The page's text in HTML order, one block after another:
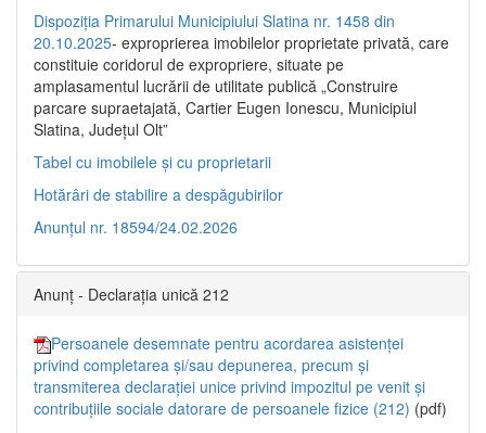
Dispoziția Primarului Municipiului Slatina nr. 1458 din
20.10.2025- exproprierea imobilelor proprietate privată, care
constituie coridorul de expropriere, situate pe
amplasamentul lucrării de utilitate publică „Construire
parcare supraetajată, Cartier Eugen Ionescu, Municipiul
Slatina, Județul Olt”
Tabel cu imobilele și cu proprietarii
Hotărâri de stabilire a despăgubirilor
Anunțul nr. 18594/24.02.2026
Anunț - Declarația unică 212
Persoanele desemnate pentru acordarea asistenței
privind completarea și/sau depunerea, precum și
transmiterea declarației unice privind impozitul pe venit și
contribuțiile sociale datorare de persoanele fizice (212) (pdf)